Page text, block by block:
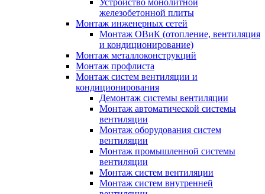
Устройство монолитной
железобетонной плиты
Монтаж инженерных сетей
Монтаж ОВиК (отопление, вентиляция
и кондиционирование)
Монтаж металлоконструкций
Монтаж профлиста
Монтаж систем вентиляции и
кондиционирования
Демонтаж системы вентиляции
Монтаж автоматической системы
вентиляции
Монтаж оборудования систем
вентиляции
Монтаж промышленной системы
вентиляции
Монтаж систем вентиляции
Монтаж систем внутренней